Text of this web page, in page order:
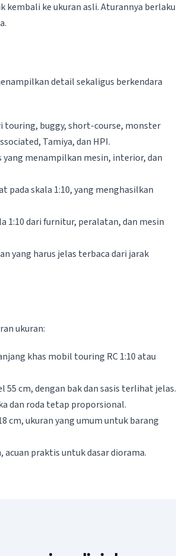
kembali ke ukuran asli. Aturannya berlaku
detail sekaligus berkendara
touring, buggy, short-course, monster
Tamiya, dan HPI.
menampilkan mesin, interior, dan
pada skala 1:10, yang menghasilkan
1:10 dari furnitur, peralatan, dan mesin
yang harus jelas terbaca dari jarak
ukuran:
khas mobil touring RC 1:10 atau
cm, dengan bak dan sasis terlihat jelas.
dan roda tetap proporsional.
cm, ukuran yang umum untuk barang
praktis untuk dasar diorama.